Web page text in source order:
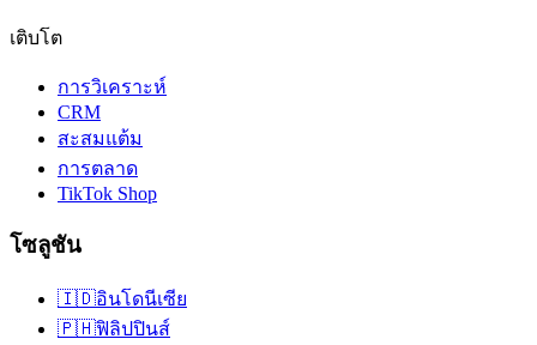
เติบโต
การวิเคราะห์
CRM
สะสมแต้ม
การตลาด
TikTok Shop
โซลูชัน
🇮🇩อินโดนีเซีย
🇵🇭ฟิลิปปินส์